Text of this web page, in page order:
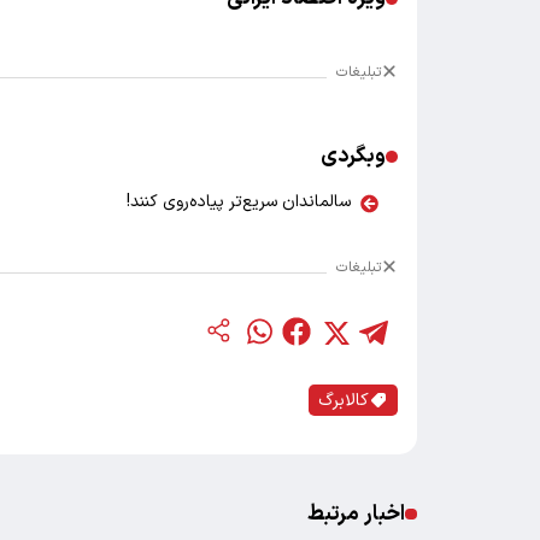
تبلیغات
وبگردی
سالماندان سریع‌تر پیاده‌روی کنند!
تبلیغات
کالابرگ
اخبار مرتبط